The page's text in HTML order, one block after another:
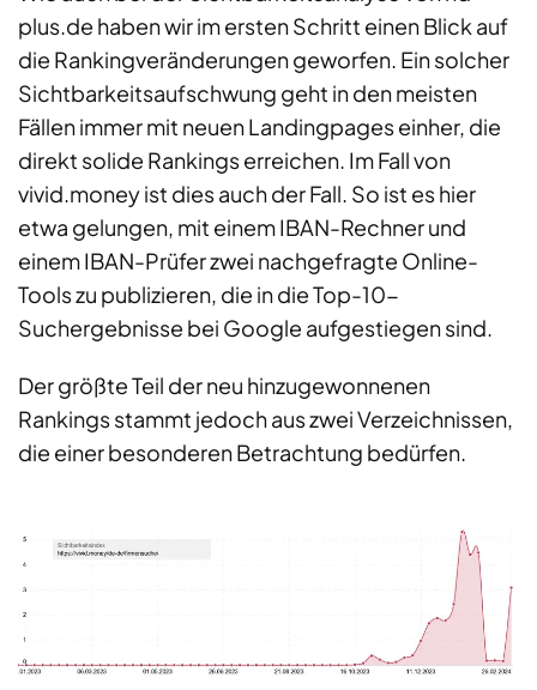
plus.de haben wir im ersten Schritt einen Blick auf
die Rankingveränderungen geworfen. Ein solcher
Sichtbarkeitsaufschwung geht in den meisten
Fällen immer mit neuen Landingpages einher, die
direkt solide Rankings erreichen. Im Fall von
vivid.money ist dies auch der Fall. So ist es hier
etwa gelungen, mit einem IBAN-Rechner und
einem IBAN-Prüfer zwei nachgefragte Online-
Tools zu publizieren, die in die Top-10-
Suchergebnisse bei Google aufgestiegen sind.
Der größte Teil der neu hinzugewonnenen
Rankings stammt jedoch aus zwei Verzeichnissen,
die einer besonderen Betrachtung bedürfen.